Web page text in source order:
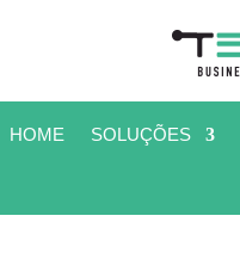
HOME SOLUÇÕES